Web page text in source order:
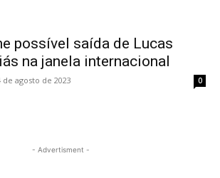
possível saída de Lucas
na janela internacional
de agosto de 2023 0
- Advertisment -